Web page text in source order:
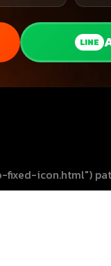
LINE
icon.html")